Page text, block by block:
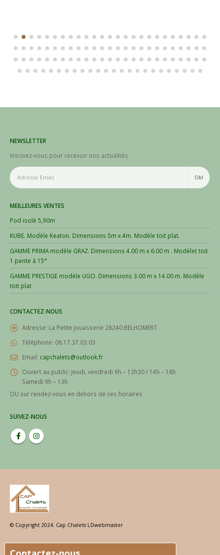
MEILLEURES VENTES
KUBE. Modèle Keaton. Dimensions 5m x 4m. Modèle toit plat.
GAMME PRIMA modèle GRAZ. Dimensions 4.00 m x 6.00 m . Modèlet toit
1 pente à 15°
GAMME PRESTIGE modèle UGO. Dimensions 3.00 m x 14.00 m. Modèle
toit plat
CONTACTEZ-NOUS
Adresse: La Petite Jouasserie 28240 BELHOMERT
Téléphone:
Email:
Ouvert au public:
Jeudi, vendredi 9h – 12h30 / 14h – 18h
Samedi 9h – 13h
OU sur rendez-vous en dehors de ces horaires
SUIVEZ-NOUS
© Copyright 2024. Cap Chalets LDwebmaster